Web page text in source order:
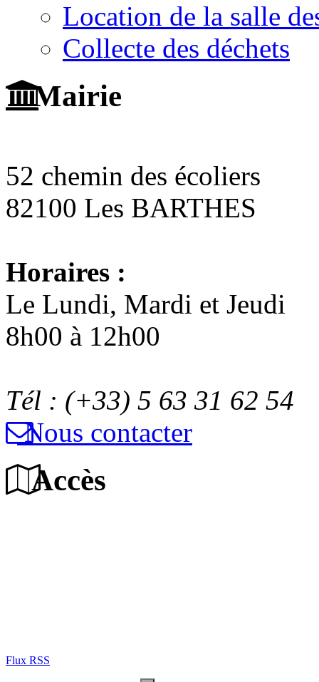
Location de la salle
Collecte des déchets
Mairie
52 chemin des écoliers
82100 Les BARTHES
Horaires :
Le Lundi, Mardi et Jeudi
8h00 à 12h00
Tél : (+33) 5 63 31 62 54
Nous contacter
Accès
Flux RSS